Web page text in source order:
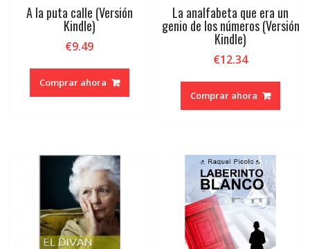
A la puta calle (Versión
Kindle)
€9.49
Comprar ahora
La analfabeta que era un
genio de los números (Versión
Kindle)
€12.34
Comprar ahora